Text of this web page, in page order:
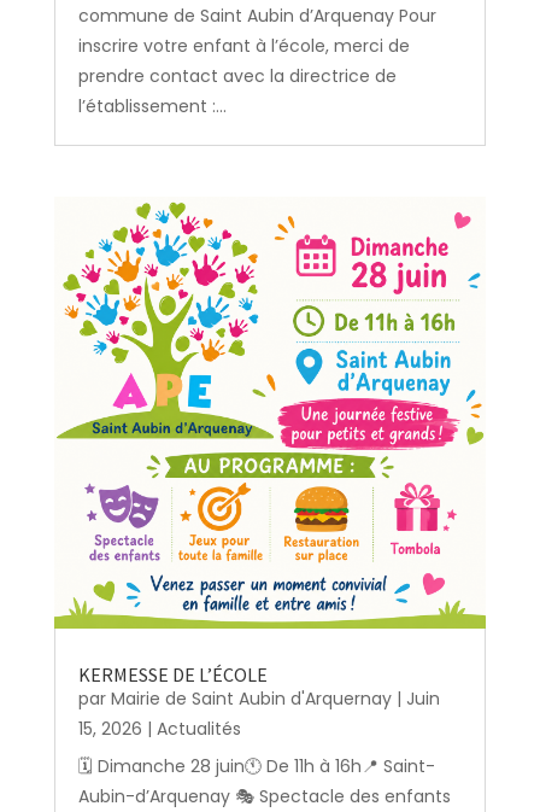
commune de Saint Aubin d’Arquenay Pour
inscrire votre enfant à l’école, merci de
prendre contact avec la directrice de
l’établissement :...
KERMESSE DE L’ÉCOLE
par Mairie de Saint Aubin d'Arquernay| Juin
15, 2026 | Actualités
🗓️ Dimanche 28 juin🕚 De 11h à 16h📍 Saint-
Aubin-d’Arquenay 🎭 Spectacle des enfants